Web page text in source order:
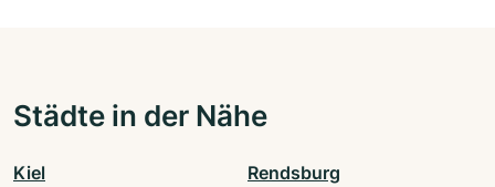
Städte in der Nähe
Kiel Rendsburg